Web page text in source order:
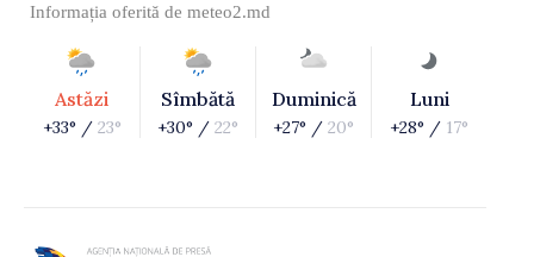
Informația oferită de meteo2.md
Astăzi
+33° / 23°
Sîmbătă
+30° / 22°
Duminică
+27° / 20°
Luni
+28° / 17°